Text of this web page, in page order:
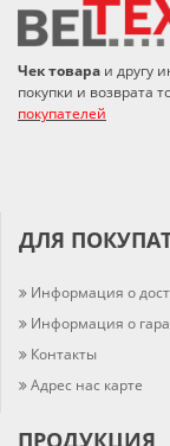
Чек товара и другу
покупки и возврата
покупателей
ДЛЯ
Информация о
Информация о
Контакты
Адрес нас карте